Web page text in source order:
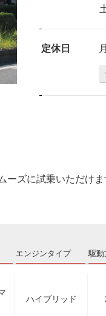
定休日
ズに試乗いただけま
エンジンタイプ 駆動
ハイブリッド